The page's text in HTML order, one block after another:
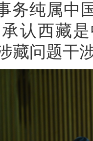
务纯属中
认西藏
藏问题干